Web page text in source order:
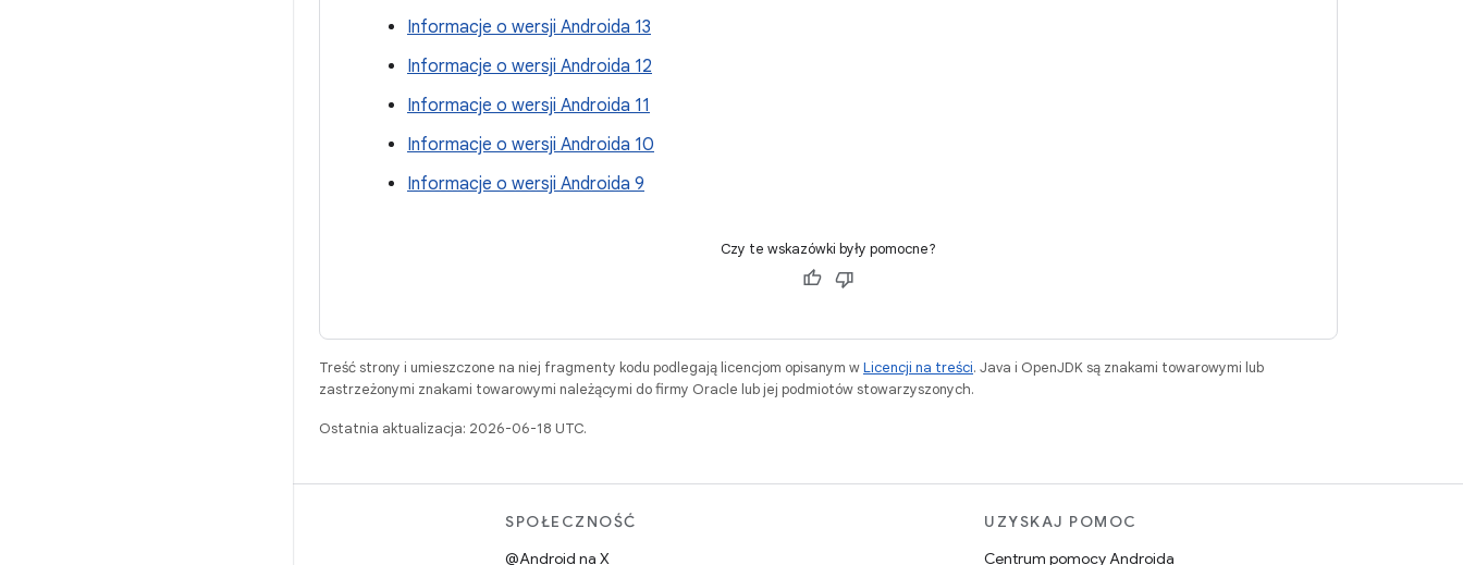
Informacje o wersji Androida 13
Informacje o wersji Androida 12
Informacje o wersji Androida 11
Informacje o wersji Androida 10
Informacje o wersji Androida 9
Czy te wskazówki były pomocne?
Treść strony i umieszczone na niej fragmenty kodu podlegają licencjom opisanym wLicencji na treści. Java i OpenJDK są znakami towarowymi lub
zastrzeżonymi znakami towarowymi należącymi do firmy Oracle lub jej podmiotów stowarzyszonych.
Ostatnia aktualizacja: 2026-06-18 UTC.
SPOŁECZNOŚĆ
@Android na X
UZYSKAJ POMOC
Centrum pomocy Androida